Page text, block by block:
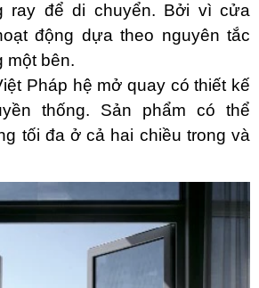
ray để di chuyển. Bởi vì cửa
động dựa theo nguyên tắc
một bên.
Pháp hệ mở quay có thiết kế
thống. Sản phẩm có thể
tối đa ở cả hai chiều trong và